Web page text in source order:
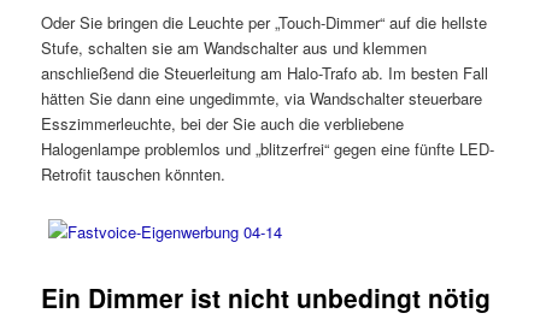
Oder Sie bringen die Leuchte per „Touch-Dimmer“ auf die hellste
Stufe, schalten sie am Wandschalter aus und klemmen
anschließend die Steuerleitung am Halo-Trafo ab. Im besten Fall
hätten Sie dann eine ungedimmte, via Wandschalter steuerbare
Esszimmerleuchte, bei der Sie auch die verbliebene
Halogenlampe problemlos und „blitzerfrei“ gegen eine fünfte LED-
Retrofit tauschen könnten.
Ein Dimmer ist nicht unbedingt nötig